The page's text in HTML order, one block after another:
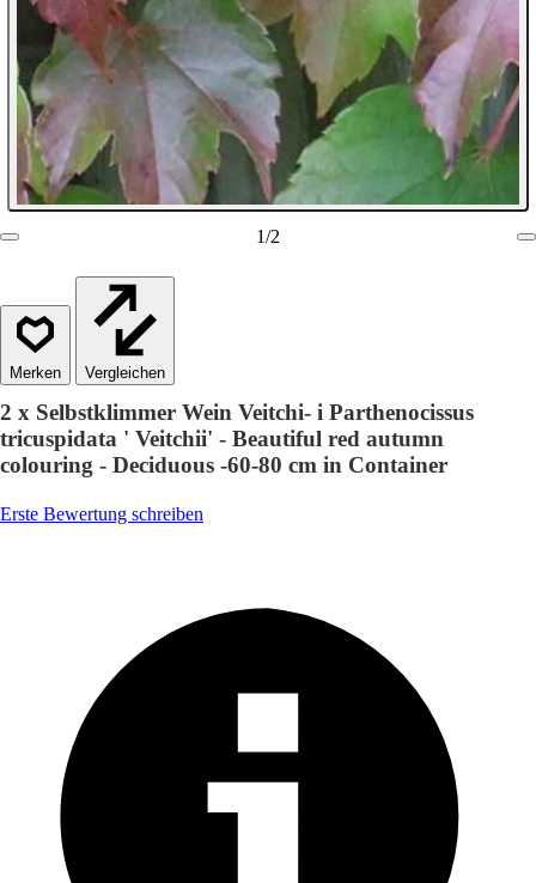
1/2
Vergleichen
2 x Selbstklimmer Wein Veitchi- i Parthenocissus
tricuspidata ' Veitchii' - Beautiful red autumn
colouring - Deciduous -60-80 cm in Container
Erste Bewertung schreiben